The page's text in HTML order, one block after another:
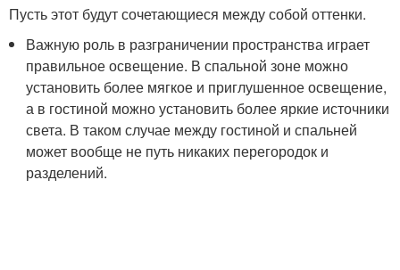
Пусть этот будут сочетающиеся между собой оттенки.
Важную роль в разграничении пространства играет
правильное освещение. В спальной зоне можно
установить более мягкое и приглушенное освещение,
а в гостиной можно установить более яркие источники
света. В таком случае между гостиной и спальней
может вообще не путь никаких перегородок и
разделений.